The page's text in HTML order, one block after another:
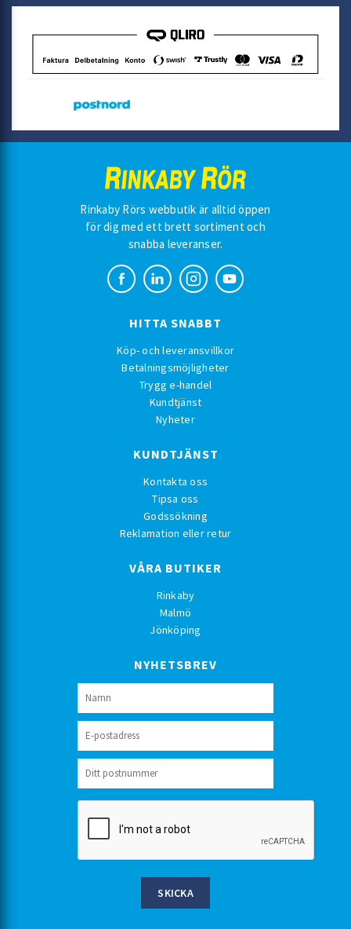
Rinkaby Rörs webbutik är alltid öppen
för dig med ett brett sortiment och
snabba leveranser.
HITTA SNABBT
Köp- och leveransvillkor
Betalningsmöjligheter
Trygg e-handel
Kundtjänst
Nyheter
KUNDTJÄNST
Kontakta oss
Tipsa oss
Godssökning
Reklamation eller retur
VÅRA BUTIKER
Rinkaby
Malmö
Jönköping
NYHETSBREV
SKICKA